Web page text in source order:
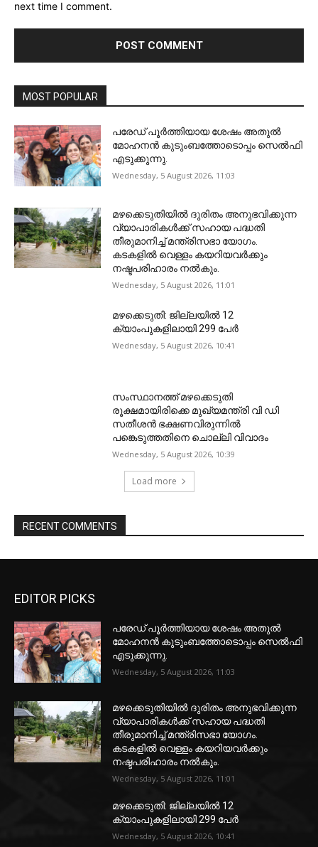
next time I comment.
MOST POPULAR
പരേഡ് പൂര്‍ത്തിയായ ശേഷം അതുൽ
മോഹനൻ കുടുംബത്തോടൊപ്പം സെൽഫി
എടുക്കുന്നു.
Wednesday, 5 August 2026, 11:03
മഴക്കെടുതിയിൽ ദുരിതം അനുഭവിക്കുന്ന
വ്യാപാരികൾക്ക് സഹായ പദ്ധതി
തീരുമാനിച്ച് മന്ത്രിസഭാ യോഗം.
കടകളിൽ വെള്ളം കയറിയവർക്കും
നഷ്ടപരിഹാരം നൽകും.
Wednesday, 5 August 2026, 11:01
മഴക്കെടുതി: ജില്ലയിൽ 12
ക്യാംപുകളിലായി 299 പേർ
Wednesday, 5 August 2026, 10:41
സംസ്ഥാനത്ത് മഴക്കെടുതി
രൂക്ഷമായിരിക്കെ മുഖ്യമന്ത്രി വി ഡി
സതീശന്‍ ഭക്ഷണവിരുന്നില്‍
പങ്കെടുത്തതിനെ ചൊല്ലി വിവാദം
Wednesday, 5 August 2026, 10:39
Load more
RECENT COMMENTS
EDITOR PICKS
പരേഡ് പൂര്‍ത്തിയായ ശേഷം അതുൽ
മോഹനൻ കുടുംബത്തോടൊപ്പം സെൽഫി
എടുക്കുന്നു.
Wednesday, 5 August 2026, 11:03
മഴക്കെടുതിയിൽ ദുരിതം അനുഭവിക്കുന്ന
വ്യാപാരികൾക്ക് സഹായ പദ്ധതി
തീരുമാനിച്ച് മന്ത്രിസഭാ യോഗം.
കടകളിൽ വെള്ളം കയറിയവർക്കും
നഷ്ടപരിഹാരം നൽകും.
Wednesday, 5 August 2026, 11:01
മഴക്കെടുതി: ജില്ലയിൽ 12
ക്യാംപുകളിലായി 299 പേർ
Wednesday, 5 August 2026, 10:41